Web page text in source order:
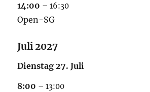
14:00 – 16:30
Open-SG
Juli 2027
Dienstag 27. Juli
8:00 – 13:00